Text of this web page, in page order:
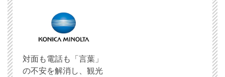
対面も電話も「言葉」
の不安を解消し、観光